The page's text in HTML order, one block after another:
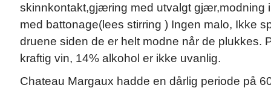
skinnkontakt,gjæring med utvalgt gjær,modning
med battonage(lees stirring ) Ingen malo, Ikke
druene siden de er helt modne når de plukkes.
kraftig vin, 14% alkohol er ikke uvanlig.
Chateau Margaux hadde en dårlig periode på